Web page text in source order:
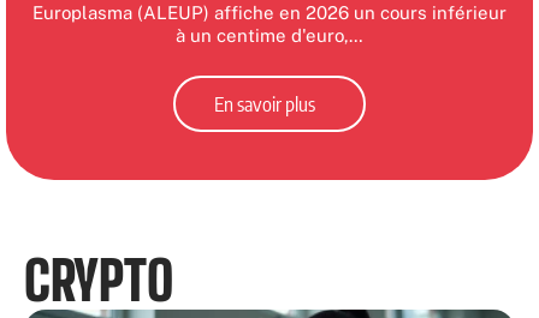
Europlasma (ALEUP) affiche en 2026 un cours inférieur
à un centime d'euro,…
En savoir plus
CRYPTO